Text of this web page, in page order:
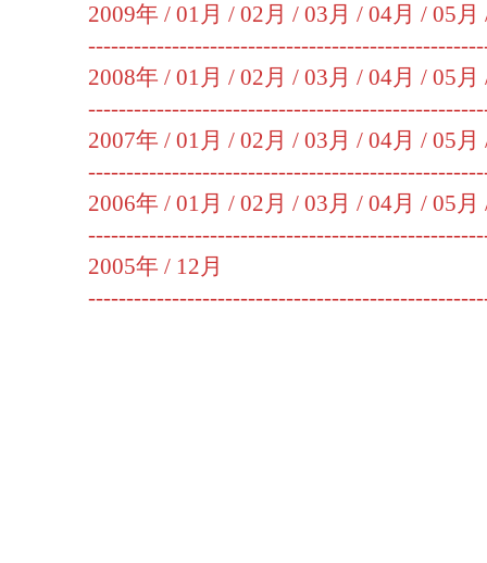
2009年 / 01月 / 02月 / 03月 / 04月 / 05月
2008年 / 01月 / 02月 / 03月 / 04月 / 05月
2007年 / 01月 / 02月 / 03月 / 04月 / 05月
2006年 / 01月 / 02月 / 03月 / 04月 / 05月
2005年 / 12月